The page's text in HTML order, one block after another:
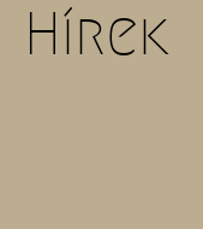
Hírek